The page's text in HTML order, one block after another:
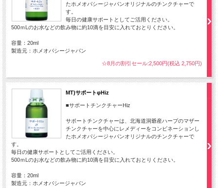
たホメオパシージャパンオリジナルのチンクチャーで
す。
毎日の健康サポートとしてご活用ください。
500ｍLのお水などの飲み物に約10滴を目安に入れておとりください。
容量：20ml
製造元：ホメオパシージャパン
☆8月の割引セール:2,500円(税込 2,750円)
MT)サポートφHiz
■サポートチンクチャーHiz
サポートチンクチャーは、北海道洞爺産ハーブのマザー
チンクチャーを中心にレメディーをコンビネーションし
たホメオパシージャパンオリジナルのチンクチャーで
す。
毎日の健康サポートとしてご活用ください。
500ｍLのお水などの飲み物に約10滴を目安に入れておとりください。
容量：20ml
製造元：ホメオパシージャパン